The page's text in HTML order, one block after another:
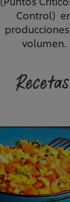
Control)
volumen.